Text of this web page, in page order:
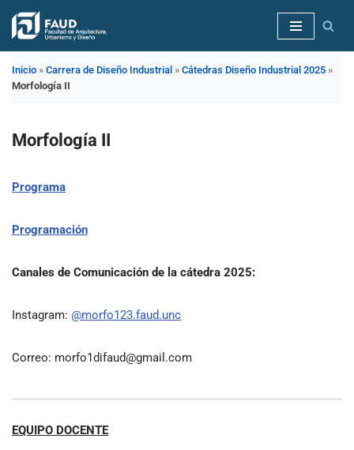
Saltar
contenido
Inicio » Carrera de Diseño Industrial » Cátedras Diseño Industrial 2025 »
Morfología II
Morfología II
Programa
Programación
Canales de Comunicación de la cátedra 2025:
Instagram: @morfo123.faud.unc
Correo: morfo1difaud@gmail.com
EQUIPO DOCENTE